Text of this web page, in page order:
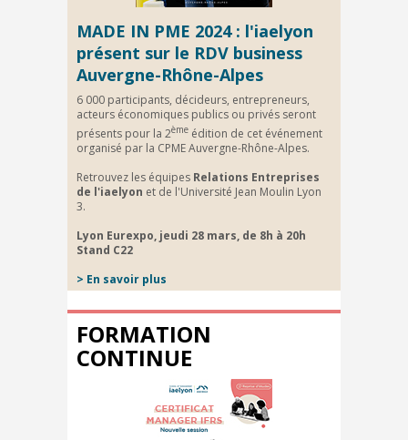
MADE IN PME 2024 : l'iaelyon
présent sur le RDV business
Auvergne-Rhône-Alpes
6 000 participants, décideurs, entrepreneurs,
acteurs économiques publics ou privés seront
présents pour la 2ème édition de cet événement
organisé par la CPME Auvergne-Rhône-Alpes.
Retrouvez les équipes Relations Entreprises
de l'iaelyon et de l'Université Jean Moulin Lyon
3.
Lyon Eurexpo, jeudi 28 mars, de 8h à 20h
Stand C22
> En savoir plus
FORMATION
CONTINUE